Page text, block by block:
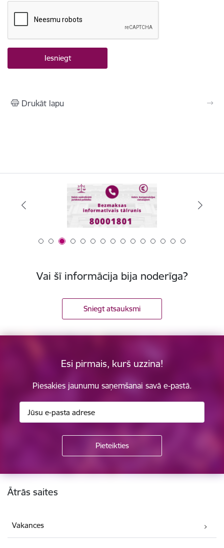
Drukāt lapu
Vai šī informācija bija noderīga?
Sniegt atsauksmi
Esi pirmais, kurš uzzina!
Piesakies jaunumu saņemšanai savā e-pastā.
Kājene
Ātrās saites
Vakances